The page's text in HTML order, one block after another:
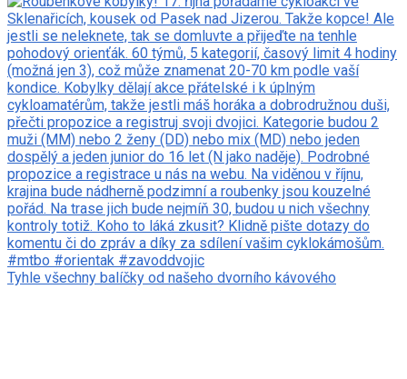
Tyhle všechny balíčky od našeho dvorního kávového